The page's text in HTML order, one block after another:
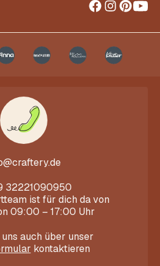
32221090950
ist für dich da von
09:00 – 17:00 Uhr
auch über unser
kontaktieren